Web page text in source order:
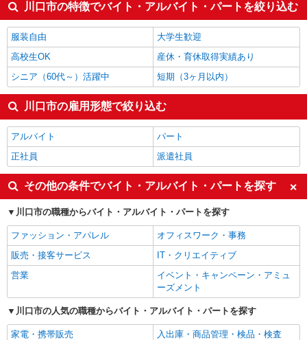
川口市の特徴でバイト・アルバイト・パートを絞り込む
服装自由
大学生歓迎
高校生OK
産休・育休取得実績あり
シニア（60代～）活躍中
短期（3ヶ月以内）
川口市の雇用形態で絞り込む
アルバイト
パート
正社員
派遣社員
その他の条件でバイト・アルバイト・パートを探す
川口市の職種からバイト・アルバイト・パートを探す
ファッション・アパレル
オフィスワーク・事務
販売・接客サービス
IT・クリエイティブ
営業
イベント・キャンペーン・アミュ
ーズメント
川口市の人気の職種からバイト・アルバイト・パートを探す
家電・携帯販売
入出庫・商品管理・検品・検査